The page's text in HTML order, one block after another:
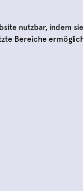
nutzbar, indem
Bereiche